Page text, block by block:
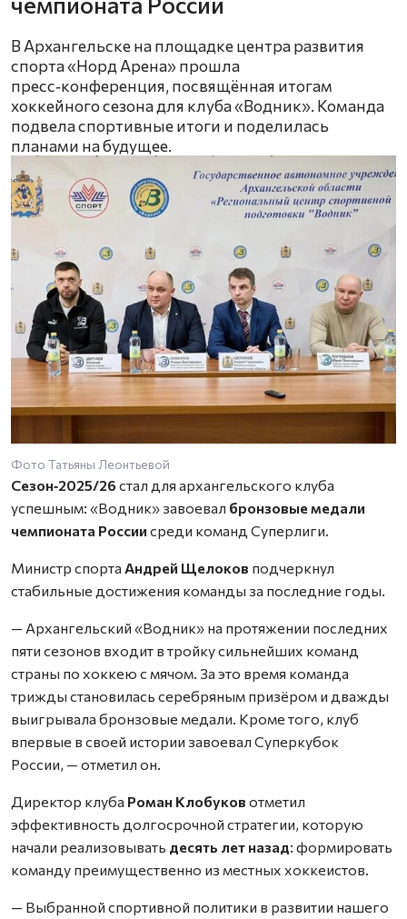
В Архангельске на площадке центра развития
спорта «Норд Арена» прошла
пресс‑конференция, посвящённая итогам
хоккейного сезона для клуба «Водник». Команда
подвела спортивные итоги и поделилась
планами на будущее.
Фото Татьяны Леонтьевой
Сезон‑2025/26 стал для архангельского клуба
успешным: «Водник» завоевал бронзовые медали
чемпионата России среди команд Суперлиги.
Министр спорта Андрей Щелоков подчеркнул
стабильные достижения команды за последние годы.
— Архангельский «Водник» на протяжении последних
пяти сезонов входит в тройку сильнейших команд
страны по хоккею с мячом. За это время команда
трижды становилась серебряным призёром и дважды
выигрывала бронзовые медали. Кроме того, клуб
впервые в своей истории завоевал Суперкубок
России, — отметил он.
Директор клуба Роман Клобуков отметил
эффективность долгосрочной стратегии, которую
начали реализовывать десять лет назад: формировать
команду преимущественно из местных хоккеистов.
— Выбранной спортивной политики в развитии нашего